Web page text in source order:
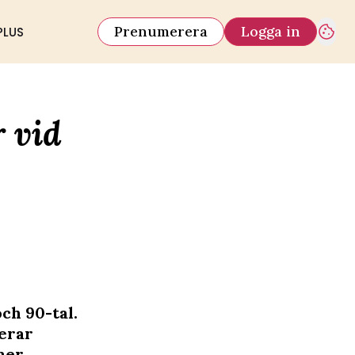
Prenumerera Logga in
vid
90-tal.